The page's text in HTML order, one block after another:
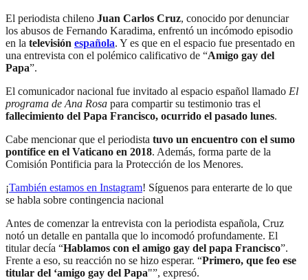
El periodista chileno Juan Carlos Cruz, conocido por denunciar
los abusos de Fernando Karadima, enfrentó un incómodo episodio
en la televisión española. Y es que en el espacio fue presentado en
una entrevista con el polémico calificativo de “Amigo gay del
Papa”.
El comunicador nacional fue invitado al espacio español llamado El
programa de Ana Rosa para compartir su testimonio tras el
fallecimiento del Papa Francisco, ocurrido el pasado lunes.
Cabe mencionar que el periodista tuvo un encuentro con el sumo
pontífice en el Vaticano en 2018. Además, forma parte de la
Comisión Pontificia para la Protección de los Menores.
¡También estamos en Instagram! Síguenos para enterarte de lo que
se habla sobre contingencia nacional
Antes de comenzar la entrevista con la periodista española, Cruz
notó un detalle en pantalla que lo incomodó profundamente. El
titular decía “Hablamos con el amigo gay del papa Francisco”.
Frente a eso, su reacción no se hizo esperar. “Primero, que feo ese
titular del ‘amigo gay del Papa"”, expresó.